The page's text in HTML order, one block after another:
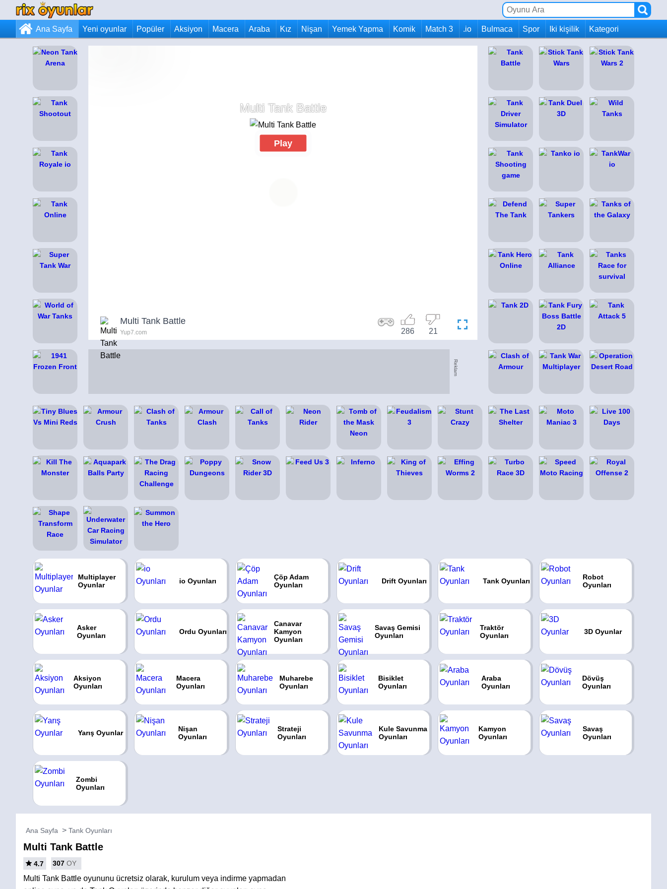
Ana Sayfa Yeni oyunlar Popüler Aksiyon Macera Araba Kız Nişan Yemek Yapma Komik Match 3 .io Bulmaca Spor Iki kişilik Kategori
Multi Tank Battle
Play
Multi Tank Battle
Yup7.com 21
286
Reklam
Multiplayer
Oyunlar
io Oyunları
Çöp Adam
Oyunları
Drift Oyunları Tank Oyunları
Robot
Oyunları
Asker
Oyunları
Ordu Oyunları
Canavar
Kamyon
Oyunları
Savaş Gemisi
Oyunları
Traktör
Oyunları
3D Oyunlar
Aksiyon
Oyunları
Macera
Oyunları
Muharebe
Oyunları
Bisiklet
Oyunları
Araba
Oyunları
Dövüş
Oyunları
Yarış Oyunlar
Nişan
Oyunları
Strateji
Oyunları
Kule Savunma
Oyunları
Kamyon
Oyunları
Savaş
Oyunları
Zombi
Oyunları
Ana Sayfa Tank Oyunları
Multi Tank Battle
4.7 307 OY
Multi Tank Battle oyununu ücretsiz olarak, kurulum veya indirme yapmadan